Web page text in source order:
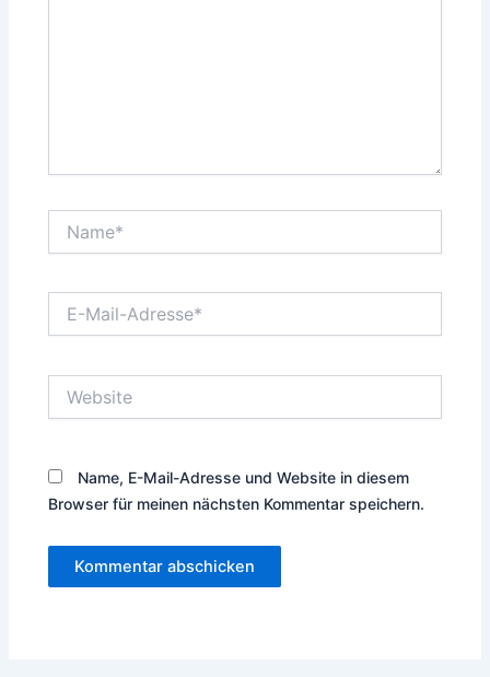
Mail-
Name, E-Mail-Adresse und Website in diesem
Browser für meinen nächsten Kommentar speichern.